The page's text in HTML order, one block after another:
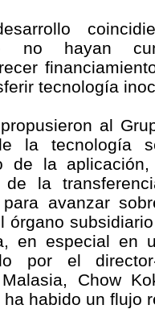
no hayan
tecnología
al
la tecnología
de la
la
avanzar
órgano
en especial en
por el
Chow
habido un flujo